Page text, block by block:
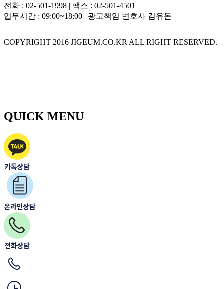
전화 : 02-501-1998 | 팩스 : 02-501-4501 |
업무시간 : 09:00~18:00 | 광고책임 변호사 김유돈
COPYRIGHT 2016 JIGEUM.CO.KR ALL RIGHT RESERVED.
QUICK MENU